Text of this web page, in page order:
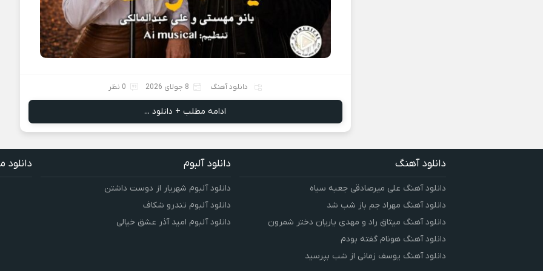
دانلود آهنگ 8 جولای 2026 0 نظر
ادامه مطلب + دانلود ...
دانلود آهنگ
دانلود آهنگ علی میرصادقی جعبه سیاه
دانلود آهنگ مهراد جم باز شب شد
دانلود آهنگ میثاق راد و مهدی یاریان دختر شمرون
دانلود آهنگ هونام گفته بودم
دانلود آهنگ یوسف زمانی از شب بپرسید
دانلود آلبوم
دانلود آلبوم شهریار از دوست داشتن
دانلود آلبوم تندرو شکاف
دانلود آلبوم امید آذر عشق خیالی
دانلود